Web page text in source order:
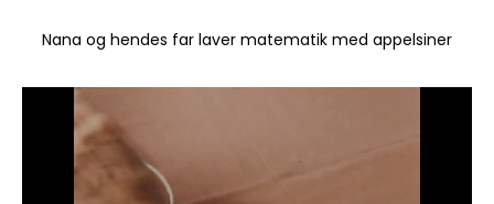
Nana og hendes far laver matematik med appelsiner